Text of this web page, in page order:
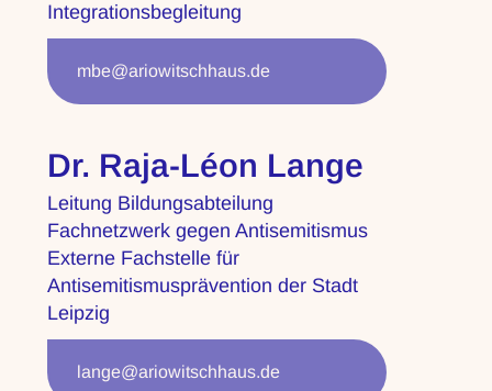
Integrationsbegleitung
mbe@ariowitschhaus.de
Dr. Raja-Léon Lange
Leitung Bildungsabteilung
Fachnetzwerk gegen Antisemitismus
Externe Fachstelle für
Antisemitismusprävention der Stadt
Leipzig
lange@ariowitschhaus.de